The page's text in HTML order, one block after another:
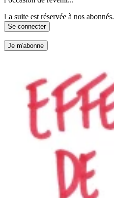
La suite est réservée à nos abonnés.
Se connecter
Je m'abonne